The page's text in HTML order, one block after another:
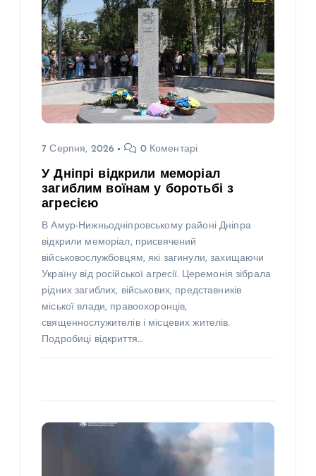
7 Серпня, 2026 0 Коментарі
У Дніпрі відкрили меморіал
загиблим воїнам у боротьбі з
агресією
В Амур-Нижньодніпровському районі Дніпра
відкрили меморіал, присвячений
військовослужбовцям, які загинули, захищаючи
Україну від російської агресії. Церемонія зібрала
рідних загиблих, військових, представників
міської влади, правоохоронців,
священнослужителів і місцевих жителів.
Подробиці відкриття…